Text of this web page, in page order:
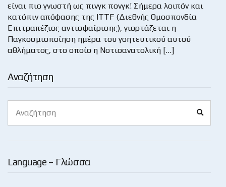
Αναζήτηση
for:
Language – Γλώσσα
είναι πιο γνωστή ως πινγκ πονγκ! Σήμερα λοιπόν και
κατόπιν απόφασης της ITTF (Διεθνής Ομοσπονδία
Επιτραπέζιος αντισφαίρισης), γιορτάζεται η
Παγκοσμιοποίηση ημέρα του γοητευτικού αυτού
αθλήματος, στο οποίο η Νοτιοανατολική […]